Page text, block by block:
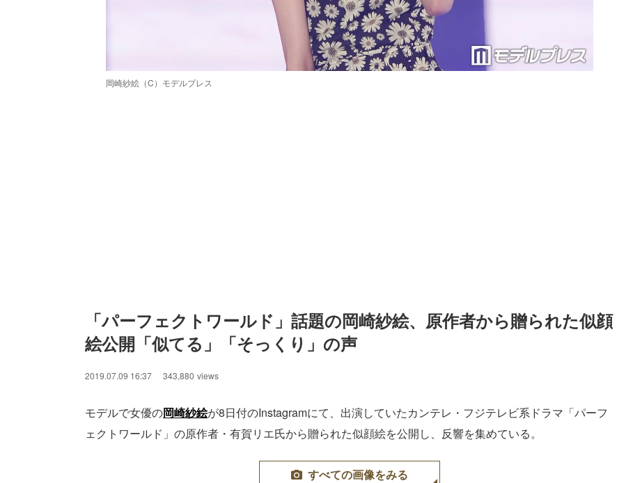
岡崎紗絵（C）モデルプレス
「パーフェクトワールド」話題の岡崎紗絵、原作者から贈られた似顔
絵公開「似てる」「そっくり」の声
2019.07.09 16:37 343,880 views
モデルで女優の岡崎紗絵が8日付のInstagramにて、出演していたカンテレ・フジテレビ系ドラマ「パーフ
ェクトワールド」の原作者・有賀リエ氏から贈られた似顔絵を公開し、反響を集めている。
すべての画像をみる